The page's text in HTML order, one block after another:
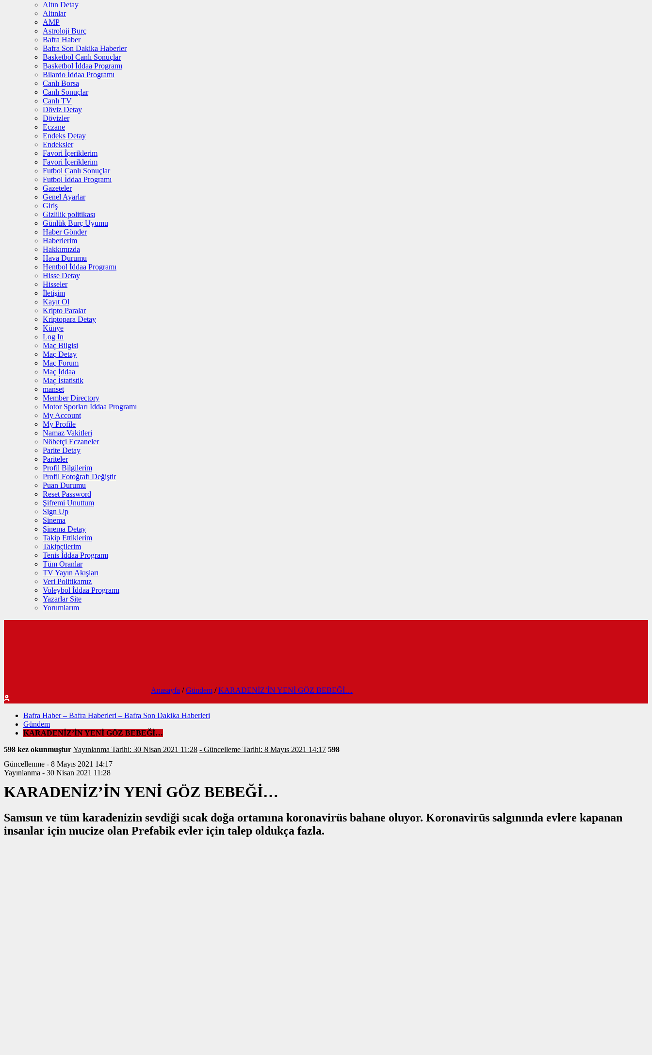
Altın Detay
Altınlar
AMP
Astroloji Burç
Bafra Haber
Bafra Son Dakika Haberler
Basketbol Canlı Sonuçlar
Basketbol İddaa Programı
Bilardo İddaa Programı
Canlı Borsa
Canlı Sonuçlar
Canlı TV
Döviz Detay
Dövizler
Eczane
Endeks Detay
Endeksler
Favori İçeriklerim
Favori İçeriklerim
Futbol Canlı Sonuçlar
Futbol İddaa Programı
Gazeteler
Genel Ayarlar
Giriş
Gizlilik politikası
Günlük Burç Uyumu
Haber Gönder
Haberlerim
Hakkımızda
Hava Durumu
Hentbol İddaa Programı
Hisse Detay
Hisseler
İletişim
Kayıt Ol
Kripto Paralar
Kriptopara Detay
Künye
Log In
Maç Bilgisi
Maç Detay
Maç Forum
Maç İddaa
Maç İstatistik
manset
Member Directory
Motor Sporları İddaa Programı
My Account
My Profile
Namaz Vakitleri
Nöbetçi Eczaneler
Parite Detay
Pariteler
Profil Bilgilerim
Profil Fotoğrafı Değiştir
Puan Durumu
Reset Password
Şifremi Unuttum
Sign Up
Sinema
Sinema Detay
Takip Ettiklerim
Takipçilerim
Tenis İddaa Programı
Tüm Oranlar
TV Yayın Akışları
Veri Politikamız
Voleybol İddaa Programı
Yazarlar Site
Yorumlarım
Anasayfa / Gündem / KARADENİZ’İN YENİ GÖZ BEBEĞİ…
Bafra Haber – Bafra Haberleri – Bafra Son Dakika Haberleri
Gündem
KARADENİZ’İN YENİ GÖZ BEBEĞİ…
598 kez okunmuştur Yayınlanma Tarihi: 30 Nisan 2021 11:28 - Güncelleme Tarihi: 8 Mayıs 2021 14:17 598
Güncellenme - 8 Mayıs 2021 14:17
Yayınlanma - 30 Nisan 2021 11:28
KARADENİZ’İN YENİ GÖZ BEBEĞİ…
Samsun ve tüm karadenizin sevdiği sıcak doğa ortamına koronavirüs bahane oluyor. Koronavirüs salgınında evlere kapanan
insanlar için mucize olan Prefabik evler için talep oldukça fazla.